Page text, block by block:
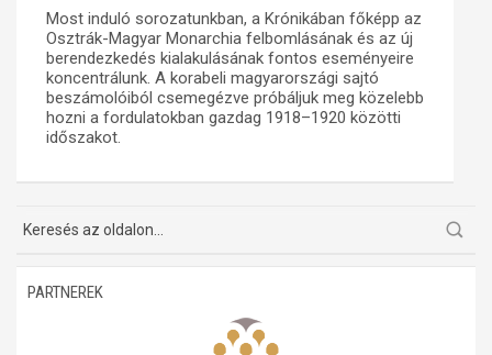
Dokumentumok
A trianoni szerződés
Műhelymunkák
Most induló sorozatunkban, a Krónikában főképp az
Osztrák-Magyar Monarchia felbomlásának és az új
berendezkedés kialakulásának fontos eseményeire
koncentrálunk. A korabeli magyarországi sajtó
beszámolóiból csemegézve próbáljuk meg közelebb
hozni a fordulatokban gazdag 1918–1920 közötti
időszakot.
PARTNEREK